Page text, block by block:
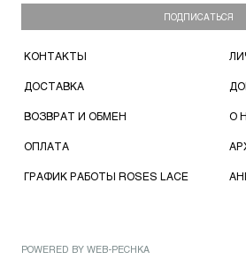
ПОДПИСАТЬСЯ
КОНТАКТЫ
ДОСТАВКА
ВОЗВРАТ И ОБМЕН
ОПЛАТА
ГРАФИК РАБОТЫ ROSES LACE
О
POWERED BY WEB-PECHKA